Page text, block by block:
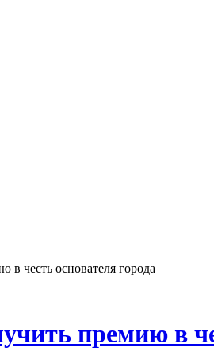
в честь основателя города
премию в